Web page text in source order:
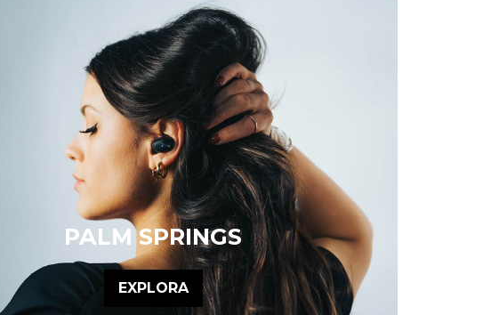
PALM SPRINGS
EXPLORA